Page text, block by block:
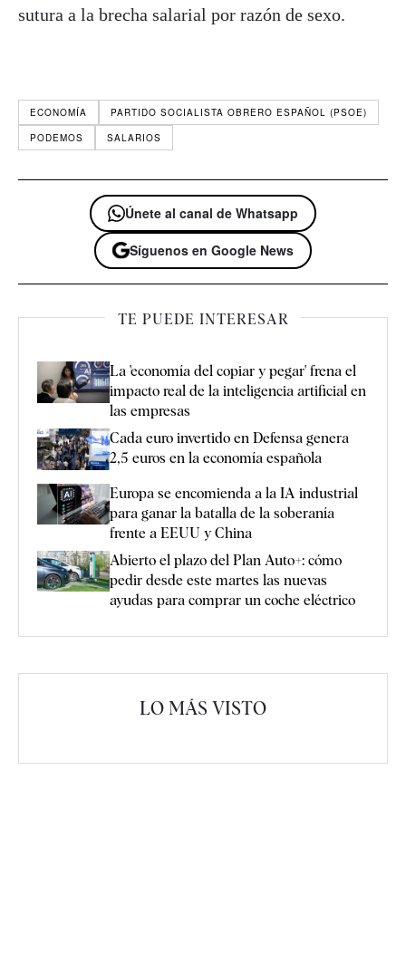
sutura a la brecha salarial por razón de sexo.
ECONOMÍA
PARTIDO SOCIALISTA OBRERO ESPAÑOL (PSOE)
PODEMOS
SALARIOS
Únete al canal de Whatsapp
Síguenos en Google News
TE PUEDE INTERESAR
La 'economía del copiar y pegar' frena el
impacto real de la inteligencia artificial en
las empresas
Cada euro invertido en Defensa genera
2,5 euros en la economía española
Europa se encomienda a la IA industrial
para ganar la batalla de la soberanía
frente a EEUU y China
Abierto el plazo del Plan Auto+: cómo
pedir desde este martes las nuevas
ayudas para comprar un coche eléctrico
LO MÁS VISTO